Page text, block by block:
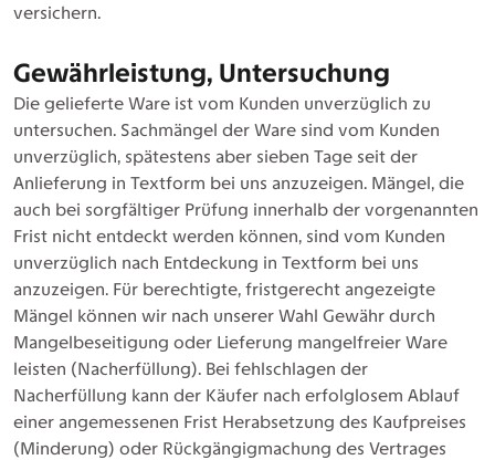
versichern.
Gewährleistung, Untersuchung
Die gelieferte Ware ist vom Kunden unverzüglich zu
untersuchen. Sachmängel der Ware sind vom Kunden
unverzüglich, spätestens aber sieben Tage seit der
Anlieferung in Textform bei uns anzuzeigen. Mängel, die
auch bei sorgfältiger Prüfung innerhalb der vorgenannten
Frist nicht entdeckt werden können, sind vom Kunden
unverzüglich nach Entdeckung in Textform bei uns
anzuzeigen. Für berechtigte, fristgerecht angezeigte
Mängel können wir nach unserer Wahl Gewähr durch
Mangelbeseitigung oder Lieferung mangelfreier Ware
leisten (Nacherfüllung). Bei fehlschlagen der
Nacherfüllung kann der Käufer nach erfolglosem Ablauf
einer angemessenen Frist Herabsetzung des Kaufpreises
(Minderung) oder Rückgängigmachung des Vertrages